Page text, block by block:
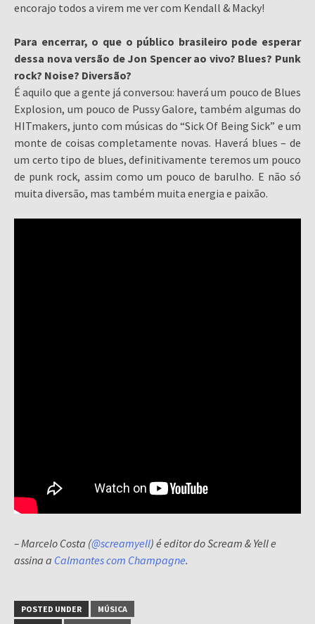
encorajo todos a virem me ver com Kendall & Macky!
Para encerrar, o que o público brasileiro pode esperar
dessa nova versão de Jon Spencer ao vivo? Blues? Punk
rock? Noise? Diversão?
É aquilo que a gente já conversou: haverá um pouco de Blues
Explosion, um pouco de Pussy Galore, também algumas do
HITmakers, junto com músicas do “Sick Of Being Sick” e um
monte de coisas completamente novas. Haverá blues – de
um certo tipo de blues, definitivamente teremos um pouco
de punk rock, assim como um pouco de barulho. E não só
muita diversão, mas também muita energia e paixão.
– Marcelo Costa (@screamyell) é editor do Scream & Yell e
assina a Calmantes com Champagne.
POSTED UNDER
MÚSICA